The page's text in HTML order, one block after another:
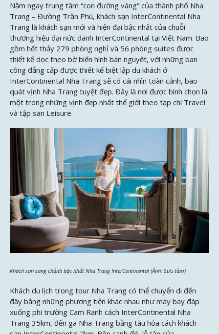
Nằm ngay trung tâm “con đường vàng” của thành phố Nha
Trang – Đường Trần Phú, khách sạn InterContinental Nha
Trang là khách sạn mới và hiện đại bậc nhất của chuỗi
thương hiệu đại nức danh InterContinental tại Việt Nam. Bao
gồm hết thảy 279 phòng nghỉ và 56 phòng suites được
thiết kế dọc theo bờ biển hình bán nguyệt, với những ban
công đẳng cấp được thiết kế biệt lập du khách ở
InterContinental Nha Trang sẽ có cái nhìn toàn cảnh, bao
quát vịnh Nha Trang tuyệt đẹp. Đây là nơi được bình chọn là
một trong những vịnh đẹp nhất thế giới theo tạp chí Travel
và tập san Leisure.
Khách sạn sang chảnh bậc nhất Nha Trang InterContinental (Ảnh: Sưu tầm)
Khách du lịch trong tour Nha Trang có thể chuyển di đến
đây bằng những phương tiện khác nhau như máy bay đáp
xuống phi trường Cam Ranh cách InterContinental Nha
Trang 35km, đến ga Nha Trang bằng tàu hỏa cách khách